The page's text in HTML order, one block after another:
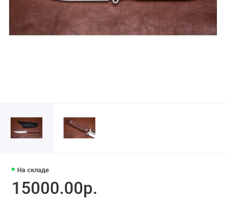
На складе
15000.00р.